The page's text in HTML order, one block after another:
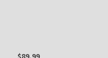
$89.99